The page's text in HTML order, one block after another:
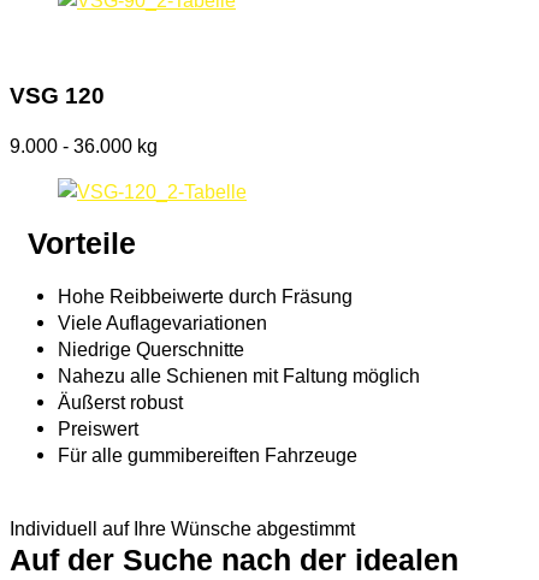
VSG 120
9.000 - 36.000 kg
Vorteile
Hohe Reibbeiwerte durch Fräsung
Viele Auflagevariationen
Niedrige Querschnitte
Nahezu alle Schienen mit Faltung möglich
Äußerst robust
Preiswert
Für alle gummibereiften Fahrzeuge
Individuell auf Ihre Wünsche abgestimmt
Auf der Suche nach der idealen